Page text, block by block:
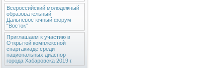
Всероссийский молодежный
образовательный
Дальневосточный форум
"Восток"
Приглашаем к участию в
Открытой комплексной
спартакиаде среди
национальных диаспор
города Хабаровска 2019 г.